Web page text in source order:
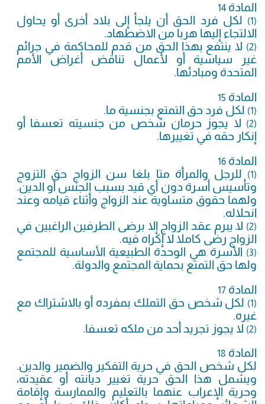
المادة14
(1)
لكل فرد الحق أن يلجأ إلى بلاد أخرى أو يحاول
الالتجاء إليها هربا من الاضطهاد.
(2)
لا ينتفع بهذا الحق من قدم للمحاكمة في جرائم
غير سياسية أو لأعمال تناقض أغراض الأمم
المتحدة ومبادئها.
المادة 15
(1)
لكل فرد حق التمتع بجنسية ما.
(2)
لا يجوز حرمان شخص من جنسيته تعسفا أو
إنكار حقه في تغييرها.
المادة 16
(1)
للرجل والمرأة متا بلغا سن الزواج حق التزوج
وتأسيس أسرة دون أي قيد بسبب الجنس أو الدين.
ولهما حقوق متساوية عند الزواج وأثناء قيامه وعند
انحلاله.
(2)
لا يبرم عقد الزواج إلا برضى الطرفين الراغبين في
الزواج رضى كاملا لا إكراه فيه.
(3)
الأسرة هي الوحدة الطبيعية الأساسية للمجتمع
ولها حق التمتع بحماية المجتمع والدولة.
المادة 17
(1)
لكل شخص حق التملك بمفرده أو بالاشتراك مع
غيره.
(2)
لا يجوز تجريد أحد من ملكه تعسفا.
المادة 18
لكل شخص الحق في حرية التفكير والضمير والدين.
ويشمل هذا الحق حرية تغيير ديانته أو عقيدته،
وحرية الإعراب عنهما بالتعليم والممارسة وإقامة